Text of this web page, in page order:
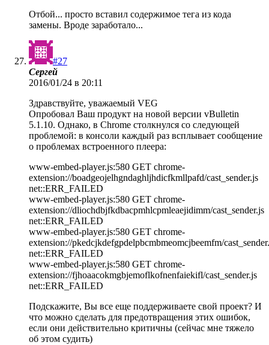
Отбой... просто вставил содержимое тега из кода
замены. Вроде заработало...
#27
Сергей
2016/01/24 в 20:11
Здравствуйте, уважаемый VEG
Опробовал Ваш продукт на новой версии vBulletin
5.1.10. Однако, в Chrome столкнулся со следующей
проблемой: в консоли каждый раз всплывает сообщение
о проблемах встроенного плеера:
www-embed-player.js:580 GET chrome-
extension://boadgeojelhgndaghljhdicfkmllpafd/cast_sender.js
net::ERR_FAILED
www-embed-player.js:580 GET chrome-
extension://dliochdbjfkdbacpmhlcpmleaejidimm/cast_sender.js
net::ERR_FAILED
www-embed-player.js:580 GET chrome-
extension://pkedcjkdefgpdelpbcmbmeomcjbeemfm/
net::ERR_FAILED
www-embed-player.js:580 GET chrome-
extension://fjhoaacokmgbjemoflkofnenfaiekifl/cast_sender.js
net::ERR_FAILED
Подскажите, Вы все еще поддерживаете свой проект? И
что можно сделать для предотвращения этих ошибок,
если они действительно критичны (сейчас мне тяжело
об этом судить)